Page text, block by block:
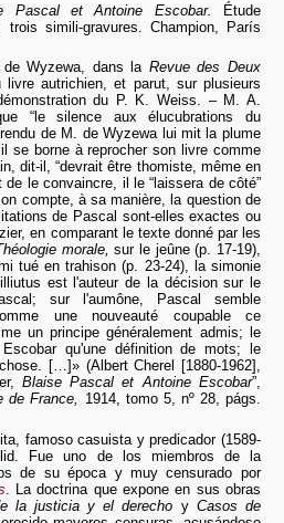
Pascal et Antoine Escobar.
Étude
simili-gravures. Champion, París
Wyzewa, dans la Revue des Deux
livre autrichien, et parut, sur plusieurs
du P. K. Weiss. – M. A.
“le silence aux élucubrations du
de M. de Wyzewa lui mit la plume
se borne à reprocher son livre comme
dit-il, “devrait être thomiste, même en
de le convaincre, il le “laissera de côté”
compte, à sa manière, la question de
de Pascal sont-elles exactes ou
en comparant le texte donné par les
morale, sur le jeûne (p. 17-19),
tué en trahison (p. 23-24), la simonie
est l'auteur de la décision sur le
sur l'aumône, Pascal semble
une nouveauté coupable ce
un principe généralement admis; le
qu'une définition de mots; le
[…]» (Albert Cherel [1880-1962],
Blaise Pascal et Antoine Escobar”,
de France, 1914, tomo 5, nº 28, págs.
famoso casuista y predicador (1589-
Fue uno de los miembros de la
de su época y muy censurado por
. La doctrina que expone en sus obras
la justicia y el derecho y Casos de